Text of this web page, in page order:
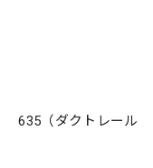
635（ダクトレール